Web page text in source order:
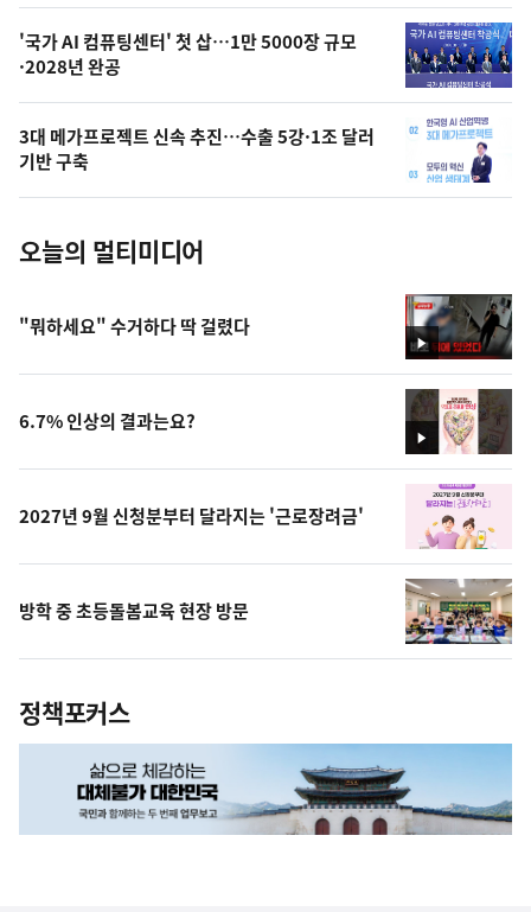
오
의
사
진
'국가 AI 컴퓨팅센터' 첫 삽…1만 5000장 규모
·2028년 완공
3대 메가프로젝트 신속 추진…수출 5강·1조 달러
기반 구축
오늘의 멀티미디어
영
상
"뭐하세요" 수거하다 딱 걸렸다
영
상
6.7% 인상의 결과는요?
2027년 9월 신청분부터 달라지는 '근로장려금'
방학 중 초등돌봄교육 현장 방문
정책포커스